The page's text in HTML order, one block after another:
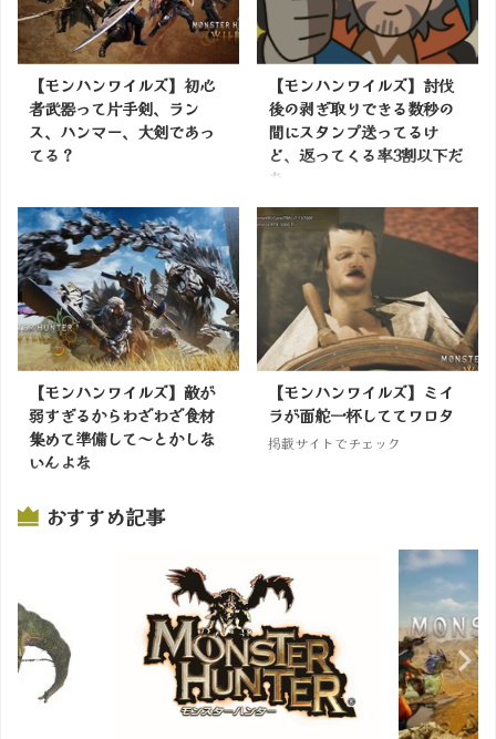
【モンハンワイルズ】初心
者武器って片手剣、ラン
ス、ハンマー、大剣であっ
てる？
【モンハンワイルズ】討伐
後の剥ぎ取りできる数秒の
間にスタンプ送ってるけ
ど、返ってくる率3割以下だ
な
掲載サイトでチェック
【モンハンワイルズ】敵が
弱すぎるからわざわざ食材
集めて準備して～とかしな
いんよな
【モンハンワイルズ】ミイ
ラが面舵一杯しててワロタ
掲載サイトでチェック
おすすめ記事